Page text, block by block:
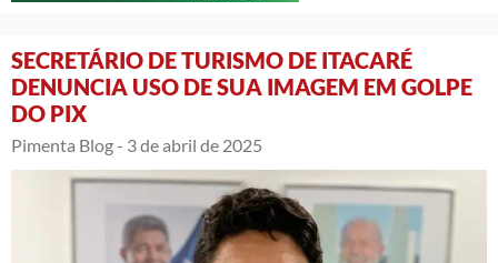
SECRETÁRIO DE TURISMO DE ITACARÉ
DENUNCIA USO DE SUA IMAGEM EM GOLPE
DO PIX
Pimenta Blog - 3 de abril de 2025